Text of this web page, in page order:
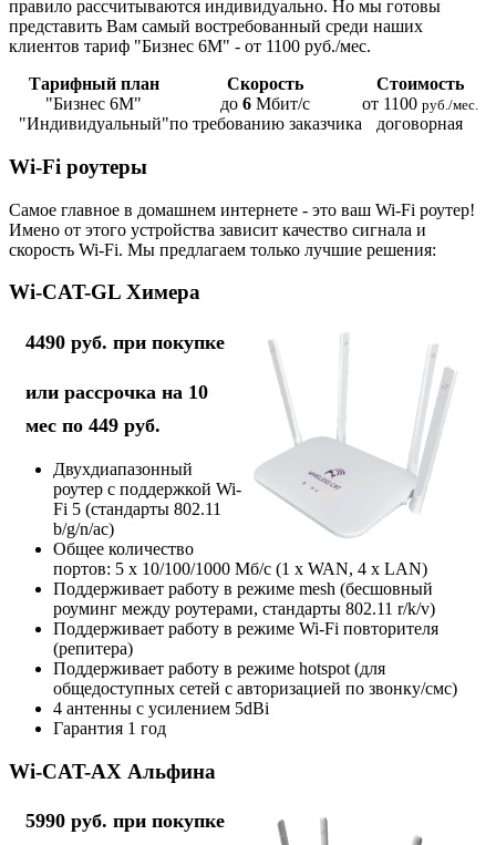
правило рассчитываются индивидуально. Но мы готовы
представить Вам самый востребованный среди наших
клиентов тариф "Бизнес 6М" - от 1100 руб./мес.
Тарифный план
Скорость
Стоимость
"Бизнес 6М"
до 6 Мбит/с от 1100 руб./мес.
"Индивидуальный"по требованию заказчика договорная
Wi-Fi роутеры
Самое главное в домашнем интернете - это ваш Wi-Fi роутер!
Имено от этого устройства зависит качество сигнала и
скорость Wi-Fi. Мы предлагаем только лучшие решения:
Wi-CAT-GL Химера
4490 руб. при покупке
или рассрочка на 10
мес по 449 руб.
Двухдиапазонный
роутер с поддержкой Wi-
Fi 5 (стандарты 802.11
b/g/n/ac)
Общее количество
портов: 5 х 10/100/1000 Мб/с (1 x WAN, 4 x LAN)
Поддерживает работу в режиме mesh (бесшовный
роуминг между роутерами, стандарты 802.11 r/k/v)
Поддерживает работу в режиме Wi-Fi повторителя
(репитера)
Поддерживает работу в режиме hotspot (для
общедоступных сетей с авторизацией по звонку/смс)
4 антенны с усилением 5dBi
Гарантия 1 год
Wi-CAT-AX Альфина
5990 руб. при покупке